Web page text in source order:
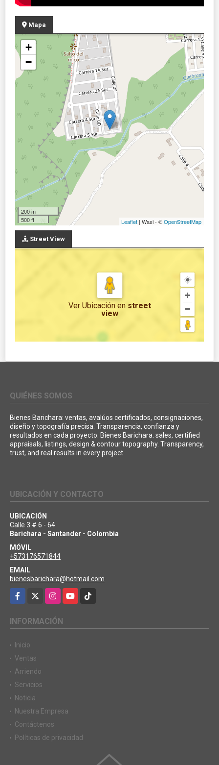
Mapa
+
−
200 m
500 ft
Leaflet | Wasi - ©OpenStreetMap
Street View
Ver Ubicación en street
view
QUIÉNES SOMOS
Bienes Barichara: ventas, avalúos certificados, consignaciones,
diseño y topografía precisa. Transparencia, confianza y
resultados en cada proyecto. Bienes Barichara: sales, certified
appraisals, listings, design & contour topography. Transparency,
trust, and real results in every project.
UBICACIÓN Y CONTACTO
UBICACIÓN
Calle 3 # 6 - 64
Barichara - Santander - Colombia
MÓVIL
+573176571844
EMAIL
bienesbarichara@hotmail.com
Facebook
InstagramYouTubeTikTok
INFORMACIÓN
Inicio
Ventas
Arriendo
Servicios
Noticia
Nuestra Empresa
Contáctenos
Políticas de privacidad